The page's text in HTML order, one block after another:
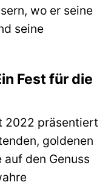
wo er seine
seine
Fest für die
2022 präsentiert
goldenen
den Genuss